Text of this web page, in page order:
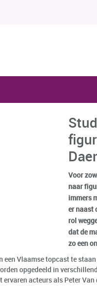
Voor
naar
immers
er naast
rol
dat de
zo een
een Vlaamse topcast te
opgedeeld in
ervaren acteurs als Peter